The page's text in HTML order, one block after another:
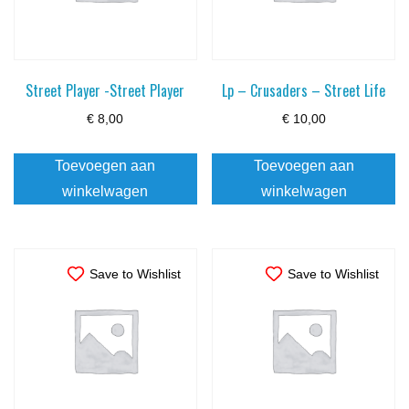
Street Player -Street Player
€ 8,00
Toevoegen aan
winkelwagen
Lp – Crusaders – Street Life
€10,00
Toevoegen aan
winkelwagen
Save to Wishlist Save to Wishlist